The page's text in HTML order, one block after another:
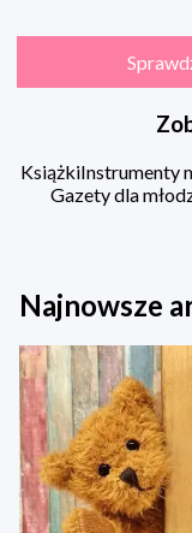
KsiążkiInstrumenty
Gazety dla
Najnowsze